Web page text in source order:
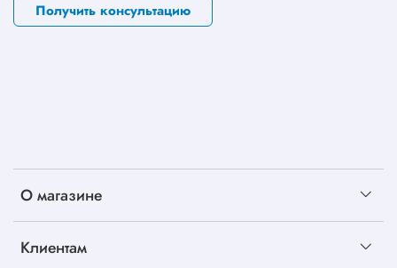
О магазине
Клиентам
Получить консультацию